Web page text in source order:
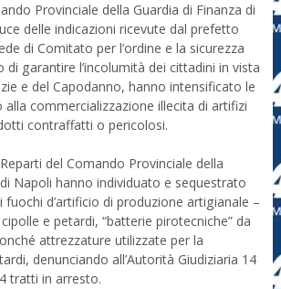
Provinciale della Guardia di Finanza di
delle indicazioni ricevute dal prefetto
di Comitato per l’ordine e la sicurezza
di garantire l’incolumità dei cittadini in vista
e del Capodanno, hanno intensificato le
commercializzazione illecita di artifizi
contraffatti o pericolosi.
del Comando Provinciale della
Napoli hanno individuato e sequestrato
d’artificio di produzione artigianale –
e petardi, “batterie pirotecniche” da
attrezzature utilizzate per la
denunciando all’Autorità Giudiziaria 14
tratti in arresto.